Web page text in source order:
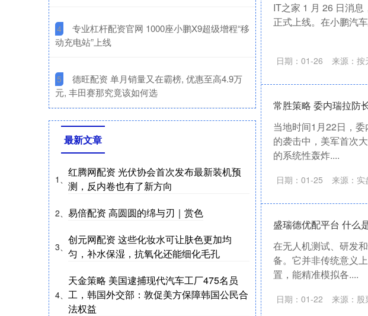
IT之家 1 月 26 日消
正式上线。在小鹏汽
日期：01-26 来源：按
常胜策略 委内瑞拉防
当地时间1月22日，
的袭击中，美军首次
的系统性轰炸....
日期：01-25 来源：实
盛瑞德优配平台 什么
在无人机测试、研发
备。它并非传统意义
置，能精准模拟各....
日期：01-22 来源：股
4
​专业杠杆配资官网 1000座小鹏X9超级增程“移
动充电站”上线
5
​德旺配资 单月销量又在霸榜, 优惠至高4.9万
元, 丰田赛那究竟该如何选
最新文章
1、
红腾网配资 光伏协会首次发布最新装机预
测，反内卷也有了新方向
2、 易倍配资 高圆圆的绵与刃｜赏色
3、
创元网配资 这些化妆水可让肤色更加均
匀，补水保湿，抗氧化还能细化毛孔
4、
天金策略 美国逮捕现代汽车工厂475名员
工，韩国外交部：敦促美方保障韩国公民合
法权益